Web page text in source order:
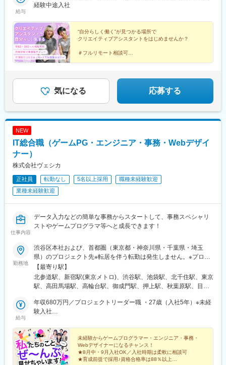
神奈川、埼玉、千葉のプロジェクト先【面接会場】オンライン
給与
経験中途入社
“自分らしく働く”が見つかる場所で
クリエイティブアシスタントをはじめませんか？
＃フルリモート相談可
▼詳細をチェック！▼
気になる 応募する
NEW
IT総合職（ゲームPG・エンジニア・事務・Webデザイ
ナー）
株式会社ヴェシカ
正社員 転勤なし 5名以上採用
職種未経験歓迎
業種未経験歓迎
仕事内容
データ入力などの簡単な事務からスタートして、事務スペシャリ
ストやゲームプログラマ等へと成長できます！
勤務地
渋谷区本社および、首都圏（東京都・神奈川県・千葉県・埼玉
県）のプロジェクト先※転居を伴う転勤は発生しません。※プロジ
ェクトによりフルリモートワーク（在宅勤務）もあります。【本
社】東京都渋谷区千駄ヶ谷4-5-11 SuSLOB 北参道 5F受動喫煙対
策：有（屋内禁煙）＜本社アクセス＞・東京メトロ副都心線「北
【最寄り駅】
北参道駅、新宿駅(東京メトロ)、渋谷駅、池袋駅、北千住駅、東京
駅、高田馬場駅、高輪台駅、御成門駅、押上駅、秋葉原駅、目黒
(東京都)、中野駅(東京都)、大門駅(東京都)、有楽町駅、井の頭公
園駅、五反田駅、三田駅(東京都)、中目黒駅、日暮里駅(舎人ライ
寺駅、立川駅、飯田橋駅、市ケ谷駅、二子玉川駅、四ツ谷駅、自
由が丘駅、新木場駅、森下駅(東京都)、九段下駅、三軒茶屋駅、荻
窪駅、春日駅(東京都)、日本橋駅(東京都)、田町駅(東京都)、下北
沢駅、神田駅(東京都)、横浜駅、武蔵小杉駅、日吉駅(神奈川県)、
給与
年収680万円／プロジェクトリーダー職 ・27歳（入社5年）※未経
験入社
入社
未経験からゲームプログラマー・エンジニア・事務・
Webデザイナーになるチャンス！
★8月中・9月入社OK／入社時期は柔軟に相談可
★育成前提で採用♪資格合格率は88％以上